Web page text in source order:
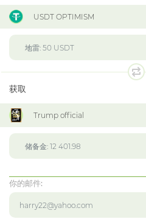
USDT OPTIMISM
获取
Trump official
你的邮件: